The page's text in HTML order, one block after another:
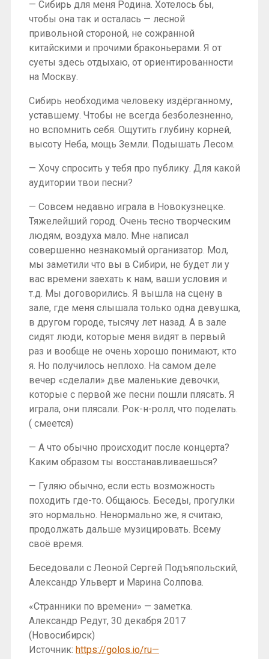
— Сибирь для меня Родина. Хотелось бы,
чтобы она так и осталась — лесной
привольной стороной, не сожранной
китайскими и прочими браконьерами. Я от
суеты здесь отдыхаю, от ориентированности
на Москву.
Сибирь необходима человеку издёрганному,
уставшему. Чтобы не всегда безболезненно,
но вспомнить себя. Ощутить глубину корней,
высоту Неба, мощь Земли. Подышать Лесом.
— Хочу спросить у тебя про публику. Для какой
аудитории твои песни?
— Совсем недавно играла в Новокузнецке.
Тяжелейший город. Очень тесно творческим
людям, воздуха мало. Мне написал
совершенно незнакомый организатор. Мол,
мы заметили что вы в Сибири, не будет ли у
вас времени заехать к нам, ваши условия и
т.д. Мы договорились. Я вышла на сцену в
зале, где меня слышала только одна девушка,
в другом городе, тысячу лет назад. А в зале
сидят люди, которые меня видят в первый
раз и вообще не очень хорошо понимают, кто
я. Но получилось неплохо. На самом деле
вечер «сделали» две маленькие девочки,
которые с первой же песни пошли плясать. Я
играла, они плясали. Рок-н-ролл, что поделать.
( смеется)
— А что обычно происходит после концерта?
Каким образом ты восстанавливаешься?
— Гуляю обычно, если есть возможность
походить где-то. Общаюсь. Беседы, прогулки
это нормально. Ненормально же, я считаю,
продолжать дальше музицировать. Всему
своё время.
Беседовали с Леоной Сергей Подъяпольский,
Александр Ульверт и Марина Солпова.
«Странники по времени» — заметка.
Александр Редут, 30 декабря 2017
(Новосибирск)
Источник: https://golos.io/ru—